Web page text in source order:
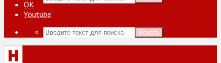
ОК
Youtube
Искать